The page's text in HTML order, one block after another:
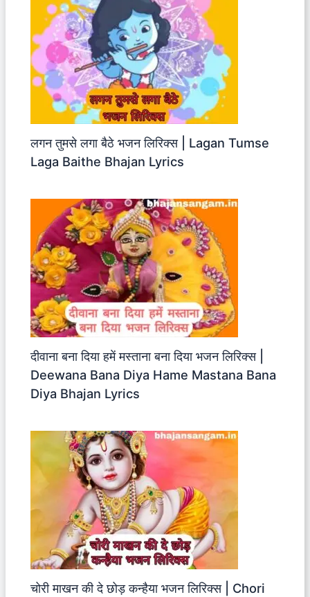
लगन तुमसे लगा बैठे भजन लिरिक्स | Lagan Tumse
Laga Baithe Bhajan Lyrics
दीवाना बना दिया हमें मस्ताना बना दिया भजन लिरिक्स |
Deewana Bana Diya Hame Mastana Bana
Diya Bhajan Lyrics
चोरी माखन की दे छोड़ कन्हैया भजन लिरिक्स | Chori